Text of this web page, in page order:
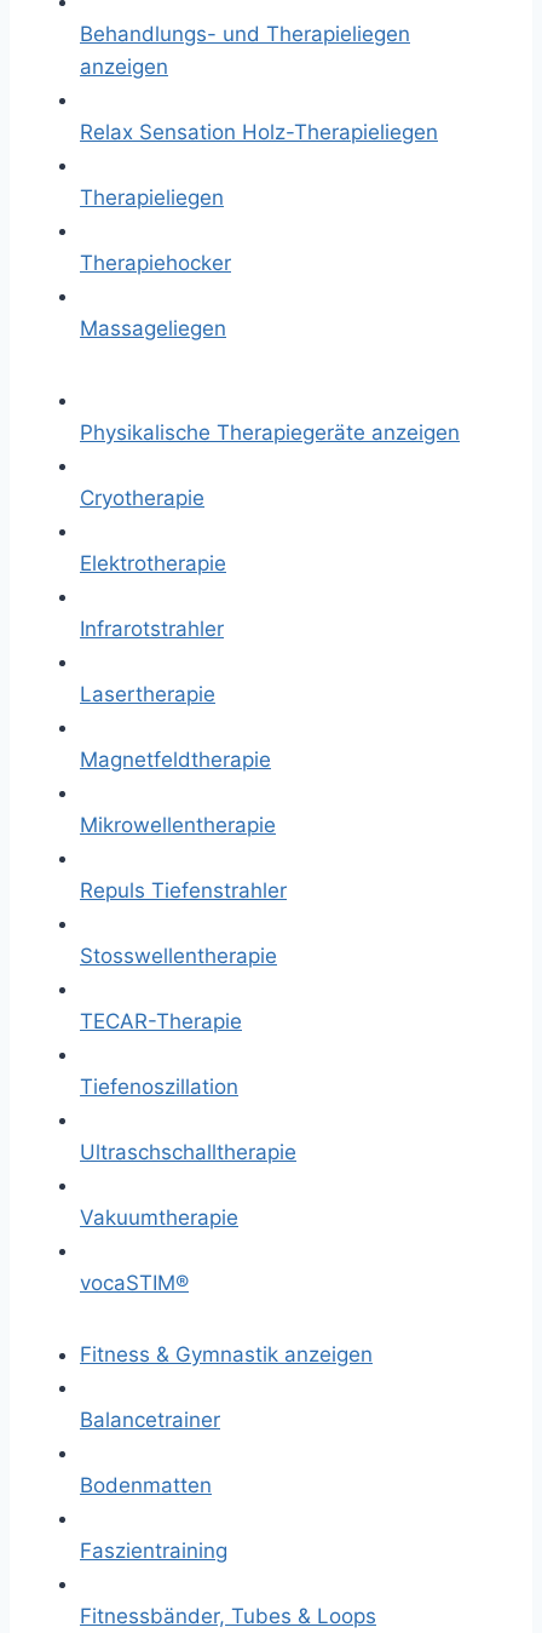
Behandlungs- und Therapieliegen
anzeigen
Relax Sensation Holz-Therapieliegen
Therapieliegen
Therapiehocker
Massageliegen
Physikalische Therapiegeräte anzeigen
Cryotherapie
Elektrotherapie
Infrarotstrahler
Lasertherapie
Magnetfeldtherapie
Mikrowellentherapie
Repuls Tiefenstrahler
Stosswellentherapie
TECAR-Therapie
Tiefenoszillation
Ultraschschalltherapie
Vakuumtherapie
vocaSTIM®
Fitness & Gymnastik anzeigen
Balancetrainer
Bodenmatten
Faszientraining
Fitnessbänder, Tubes & Loops